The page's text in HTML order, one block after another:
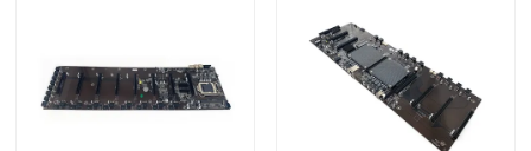
PC industriale del pannello